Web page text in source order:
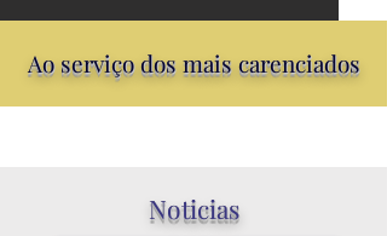
Ao serviço dos maiscarenciados
Noticias